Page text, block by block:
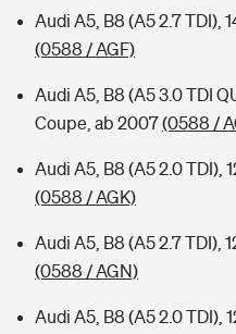
Audi A5, B8 (A5 2.7 TDI),
(0588 / AGF)
Audi A5, B8 (A5 3.0 TDI
Coupe, ab 2007(0588 /
Audi A5, B8 (A5 2.0 TDI),
(0588 / AGK)
Audi A5, B8 (A5 2.7 TDI),
(0588 / AGN)
Audi A5, B8 (A5 2.0 TDI),